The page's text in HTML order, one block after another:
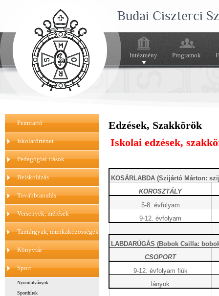
Budai Ciszterci
Intézmény Programok
Fenntartó
Iskolatörténet
Pedagógiai írások
Beiskolázás
Továbbtanulás
Versenyek, mérések
Tantárgyak, munkaközösségek
Könyvtár
Sport
Nyomtatványok
Sporthírek
Edzések, Szakkörök
Iskolai edzések,
KOSÁRLABDA (Szijártó Márton:
KOROSZTÁLY
5-8. évfolyam
9-12. évfolyam
LABDARÚGÁS (Bobok Csilla:
CSOPORT
9-12. évfolyam fiúk
lányok